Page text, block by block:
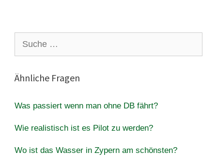
nach:
Ähnliche Fragen
Was passiert wenn man ohne DB fährt?
Wie realistisch ist es Pilot zu werden?
Wo ist das Wasser in Zypern am schönsten?